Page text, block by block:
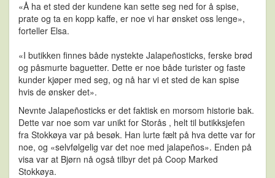
«Å ha et sted der kundene kan sette seg ned for å spise,
prate og ta en kopp kaffe, er noe vi har ønsket oss lenge»,
forteller Elsa.
«I butikken finnes både nystekte Jalapeñosticks, ferske brød
og påsmurte baguetter. Dette er noe både turister og faste
kunder kjøper med seg, og nå har vi et sted de kan spise
hvis de ønsker det».
Nevnte Jalapeñosticks er det faktisk en morsom historie bak.
Dette var noe som var unikt for Storås , helt til butikksjefen
fra Stokkøya var på besøk. Han lurte fælt på hva dette var for
noe, og «selvfølgelig var det noe med jalapeños». Enden på
visa var at Bjørn nå også tilbyr det på Coop Marked
Stokkøya.